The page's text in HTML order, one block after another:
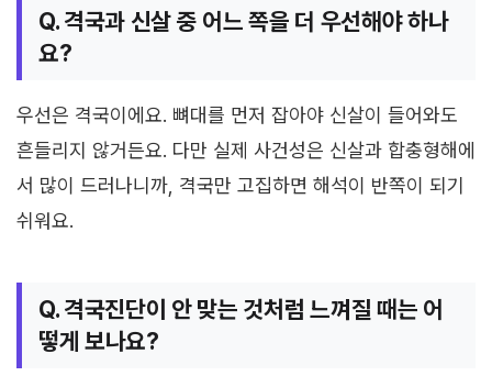
Q. 격국과 신살 중 어느 쪽을 더 우선해야 하나
요?
우선은 격국이에요. 뼈대를 먼저 잡아야 신살이 들어와도
흔들리지 않거든요. 다만 실제 사건성은 신살과 합충형해에
서 많이 드러나니까, 격국만 고집하면 해석이 반쪽이 되기
쉬워요.
Q. 격국진단이 안 맞는 것처럼 느껴질 때는 어
떻게 보나요?